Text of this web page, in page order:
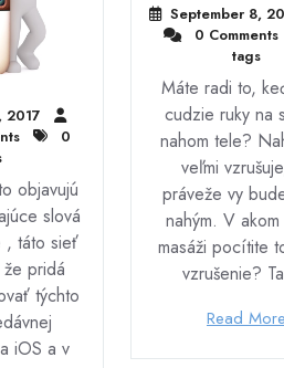
2017
0
objavujú
slová
, táto sieť
pridá
týchto
iOS a v
September 8,
0 Comments
tags
Máte radi to,
cudzie ruky na
nahom tele?
veľmi
práveže vy
nahým. V
masáži pocítite
vzrušenie?
Read More